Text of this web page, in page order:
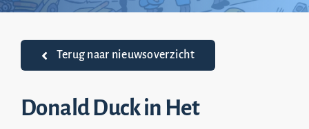
Over mij
Praktijkvoorbeelden
Nieuws
Terug naar nieuwsoverzicht
Donald Duck in Het